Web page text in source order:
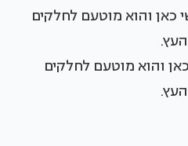
והוא מוטעם לחלקים